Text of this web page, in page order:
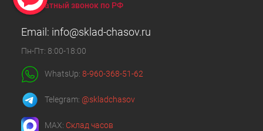
Бесплатный звонок по РФ
Email: info@sklad-chasov.ru
Пн-Пт: 8:00-18:00
WhatsUp: 8-960-368-51-62
Telegram: @skladchasov
MAX: Склад часов